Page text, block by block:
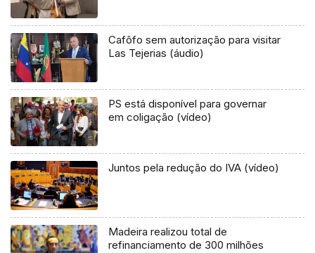
Cafôfo sem autorização para visitar
Las Tejerias (áudio)
PS está disponível para governar
em coligação (vídeo)
Juntos pela redução do IVA (vídeo)
Madeira realizou total de
refinanciamento de 300 milhões